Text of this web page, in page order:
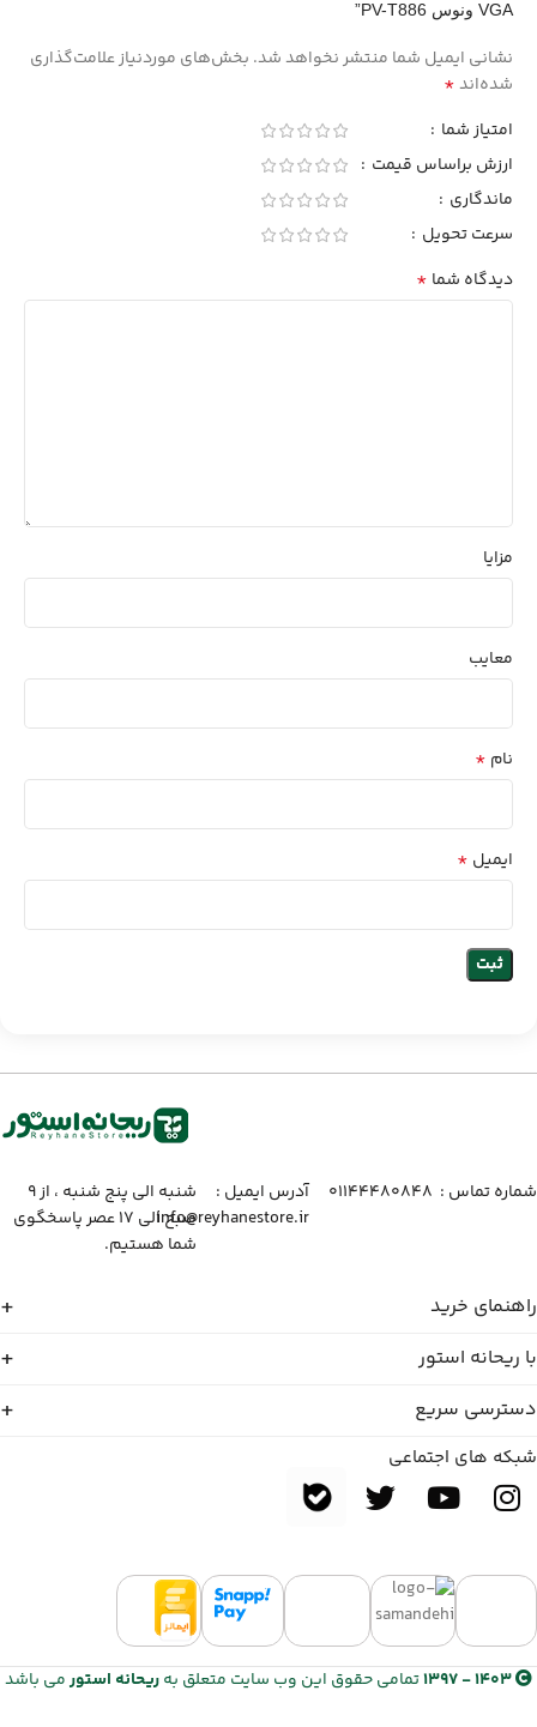
VGA ونوس PV-T886”
نشانی ایمیل شما منتشر نخواهد شد. بخش‌های موردنیاز علامت‌گذاری
شده‌اند*
امتیاز شما
ارزش براساس قیمت
ماندگاری
سرعت تحویل
دیدگاه شما *
مزایا
معایب
نام *
ایمیل *
شماره تماس :‌ ۰۱۱۴۴۴۸۰۸۴۸
آدرس ایمیل :‌
info@reyhanestore.ir
شنبه الی پنج شنبه ، از ۹
صبح الی ۱۷ عصر پاسخگوی
شما هستیم.
راهنمای خرید
با ریحانه استور
دسترسی سریع
شبکه های اجتماعی
1403 - 1397 تمامی حقوق این وب سایت متعلق بهریحانه استورمی باشد